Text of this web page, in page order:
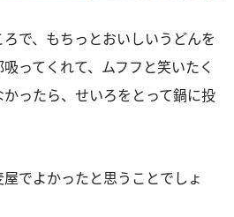
で、もちっとおいしいうどんを
ってくれて、ムフフと笑いたく
ったら、せいろをとって鍋に投
でよかったと思うことでしょ